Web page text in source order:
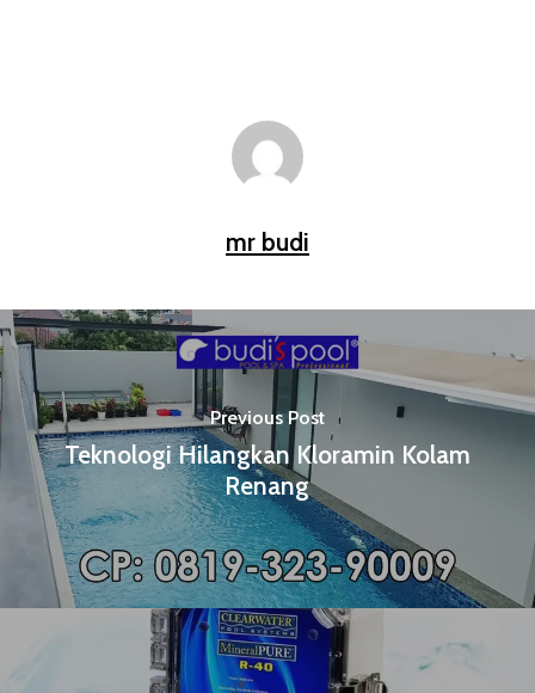
mr budi
Previous Post
Teknologi Hilangkan Kloramin Kolam
Renang